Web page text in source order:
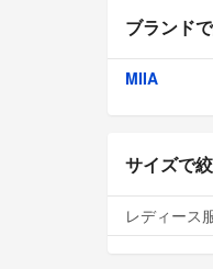
ブランド
MIIA
サイズで
レディース